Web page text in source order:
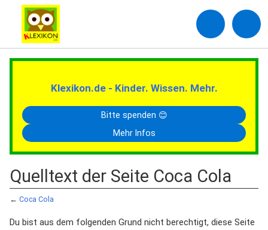
Klexikon.de - Kinder. Wissen. Mehr.
Bitte spenden 😊
Mehr Infos
Quelltext der Seite Coca Cola
← Coca Cola
Du bist aus dem folgenden Grund nicht berechtigt, diese Seite